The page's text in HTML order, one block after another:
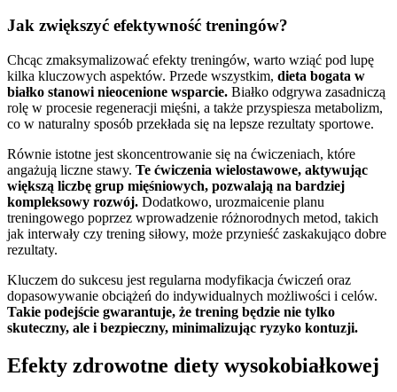
Jak zwiększyć efektywność treningów?
Chcąc zmaksymalizować efekty treningów, warto wziąć pod lupę
kilka kluczowych aspektów. Przede wszystkim, dieta bogata w
białko stanowi nieocenione wsparcie. Białko odgrywa zasadniczą
rolę w procesie regeneracji mięśni, a także przyspiesza metabolizm,
co w naturalny sposób przekłada się na lepsze rezultaty sportowe.
Równie istotne jest skoncentrowanie się na ćwiczeniach, które
angażują liczne stawy. Te ćwiczenia wielostawowe, aktywując
większą liczbę grup mięśniowych, pozwalają na bardziej
kompleksowy rozwój. Dodatkowo, urozmaicenie planu
treningowego poprzez wprowadzenie różnorodnych metod, takich
jak interwały czy trening siłowy, może przynieść zaskakująco dobre
rezultaty.
Kluczem do sukcesu jest regularna modyfikacja ćwiczeń oraz
dopasowywanie obciążeń do indywidualnych możliwości i celów.
Takie podejście gwarantuje, że trening będzie nie tylko
skuteczny, ale i bezpieczny, minimalizując ryzyko kontuzji.
Efekty zdrowotne diety wysokobiałkowej